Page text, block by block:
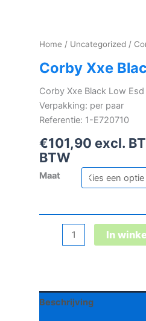
Home / Uncategorized /
Corby Xxe
Corby Xxe Black Low Esd
Verpakking: per paar
Referentie: 1-E720710
€101,90 excl.
BTW
Maat
Esd
S1
In
Beschrijving